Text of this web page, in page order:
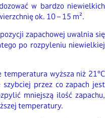
w bardzo niewielkich
ok. 10 – 15 m².
zapachowej uwalnia się
po rozpyleniu niewielkiej
wyższa niż 21°C
przez co zapach jest
mniejszą ilość zapachu,
temperatury.